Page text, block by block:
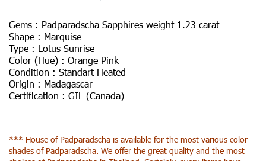
Gems : Padparadscha Sapphires weight 1.23 carat
Shape : Marquise
Type : Lotus Sunrise
Color (Hue) : Orange Pink
Condition : Standart Heated
Origin : Madagascar
Certification : GIL (Canada)
*** House of Padparadscha is available for the most various color
shades of Padparadscha. We offer the great quality and the most